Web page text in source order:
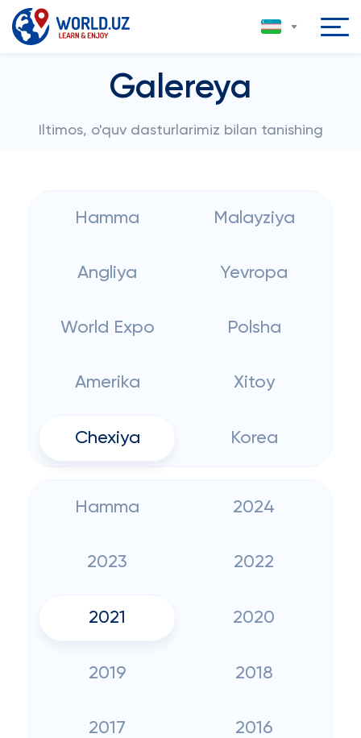
Galereya
Iltimos, o'quv dasturlarimiz bilan tanishing
Hamma Malayziya
Angliya Yevropa
World Expo Polsha
Amerika Xitoy
Chexiya Korea
Hamma 2024
2023 2022
2021 2020
2019 2018
2017 2016